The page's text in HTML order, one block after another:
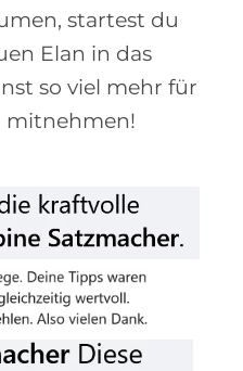
startest du
Elan in das
so viel mehr für
mitnehmen!